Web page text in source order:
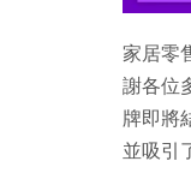
家居零
謝各位
牌即將
並吸引